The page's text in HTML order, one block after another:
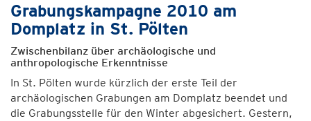
Grabungskampagne 2010 am
Domplatz in St. Pölten
Zwischenbilanz über archäologische und
anthropologische Erkenntnisse
In St. Pölten wurde kürzlich der erste Teil der
archäologischen Grabungen am Domplatz beendet und
die Grabungsstelle für den Winter abgesichert. Gestern,